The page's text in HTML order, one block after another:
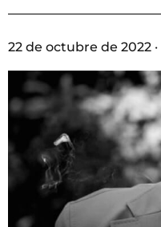
22 de octubre de 2022 ·